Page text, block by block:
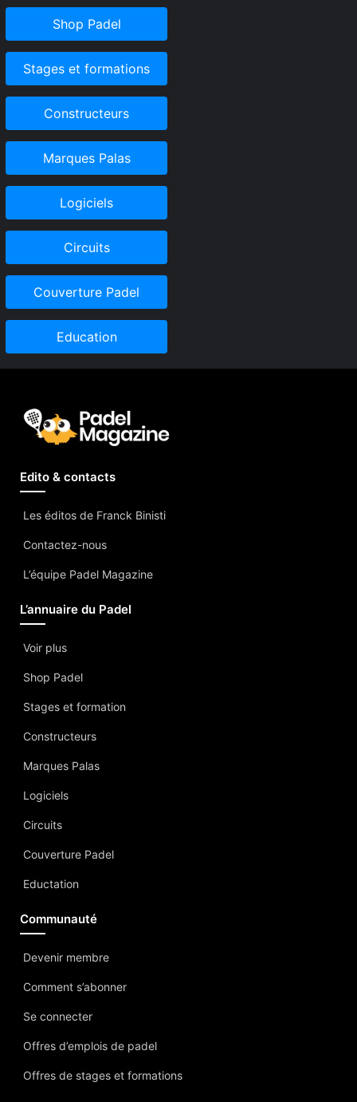
Shop Padel
Stages et formations
Constructeurs
Marques Palas
Logiciels
Circuits
Couverture Padel
Education
Edito & contacts
Les éditos de Franck Binisti
Contactez-nous
L’équipe Padel Magazine
L’annuaire du Padel
Voir plus
Shop Padel
Stages et formation
Constructeurs
Marques Palas
Logiciels
Circuits
Couverture Padel
Eductation
Communauté
Devenir membre
Comment s’abonner
Se connecter
Offres d’emplois de padel
Offres de stages et formations